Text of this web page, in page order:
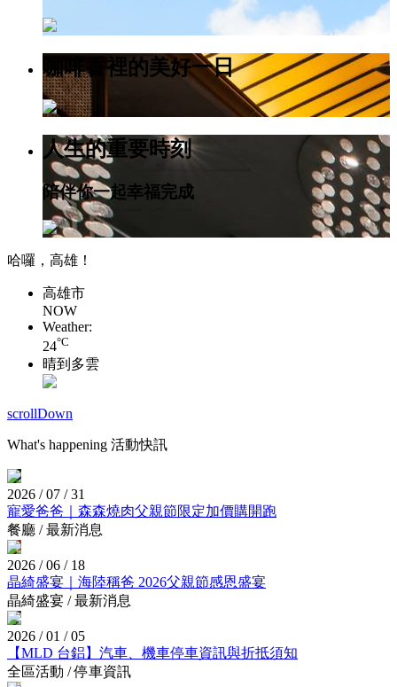
咖啡香裡的美好一日
人生的重要時刻
陪伴你一起幸福完成
哈囉，高雄！
高雄市
NOW
Weather:
24°C
晴到多雲
scrollDown
What's happening 活動快訊
2026 / 07 / 31
寵愛爸爸｜森森燒肉父親節限定加價購開跑
餐廳 / 最新消息
2026 / 06 / 18
晶綺盛宴｜海陸稱爸 2026父親節感恩盛宴
晶綺盛宴 / 最新消息
2026 / 01 / 05
【MLD 台鋁】汽車、機車停車資訊與折抵須知
全區活動 / 停車資訊